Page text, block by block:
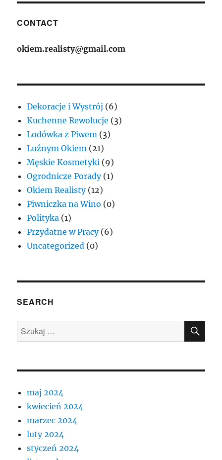
CONTACT
okiem.realisty@gmail.com
Dekoracje i Wystrój (6)
Kuchenne Rewolucje (3)
Lodówka z Piwem (3)
Luźnym Okiem (21)
Męskie Kosmetyki (9)
Ogrodnicze Porady(1)
Okiem Realisty(12)
Piwniczka na Wino (0)
Polityka (1)
Przydatne w Pracy(6)
Uncategorized (0)
SEARCH
Szukaj:
maj 2024
kwiecień 2024
marzec 2024
luty 2024
styczeń 2024